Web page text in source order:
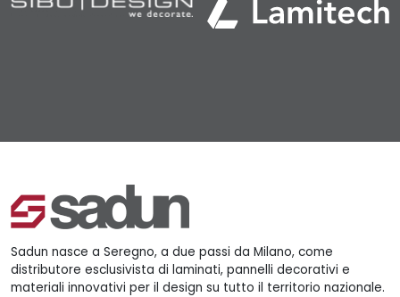
Sadun nasce a Seregno, a due passi da Milano, come
distributore esclusivista di laminati, pannelli decorativi e
materiali innovativi per il design su tutto il territorio nazionale.